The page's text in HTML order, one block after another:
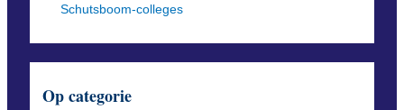
Schutsboom-colleges
Op categorie